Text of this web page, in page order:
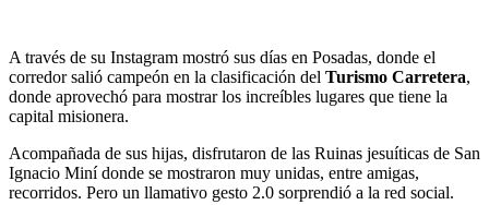
A través de su Instagram mostró sus días en Posadas, donde el
corredor salió campeón en la clasificación del Turismo Carretera,
donde aprovechó para mostrar los increíbles lugares que tiene la
capital misionera.
Acompañada de sus hijas, disfrutaron de las Ruinas jesuíticas de San
Ignacio Miní donde se mostraron muy unidas, entre amigas,
recorridos. Pero un llamativo gesto 2.0 sorprendió a la red social.